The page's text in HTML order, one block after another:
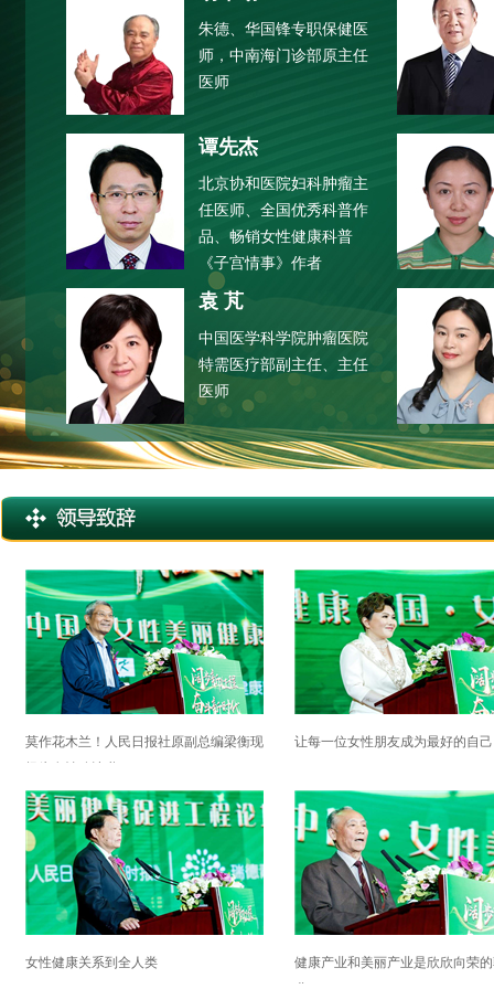
朱德、华国锋专职保健医
师，中南海门诊部原主任
医师
谭先杰
北京协和医院妇科肿瘤主
任医师、全国优秀科普作
品、畅销女性健康科普
《子宫情事》作者
袁 芃
中国医学科学院肿瘤医院
特需医疗部副主任、主任
医师
莫作花木兰！人民日报社原副总编梁衡现
让每一位女性朋友成为最好的自己
女性健康关系到全人类
健康产业和美丽产业是欣欣向荣